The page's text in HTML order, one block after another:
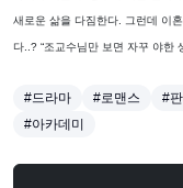
새로운 삶을 다짐한다. 그런데 이
다..? “조교수님만 보면 자꾸 야한
#드라마 #로맨스 #
#아카데미